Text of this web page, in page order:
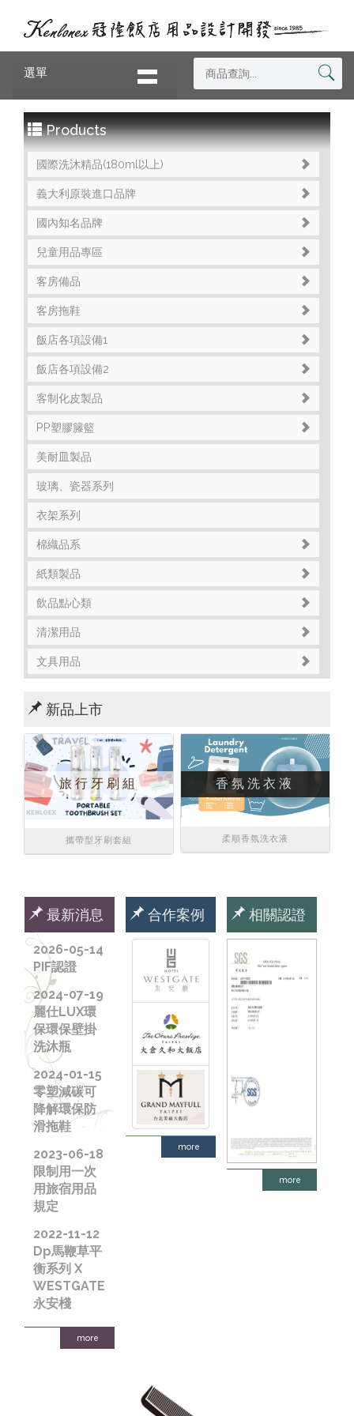
選單
Products
國際洗沐精品(180ml以上)
義大利原裝進口品牌
國內知名品牌
兒童用品專區
客房備品
客房拖鞋
飯店各項設備1
飯店各項設備2
客制化皮製品
PP塑膠籐籃
美耐皿製品
玻璃、瓷器系列
衣架系列
棉織品系
紙類製品
飲品點心類
清潔用品
文具用品
新品上市
旅行牙刷組
攜帶型牙刷套組
香氛洗衣液
柔順香氛洗衣液
最新消息
2026-05-14
PIF認證
2024-07-19
麗仕LUX環
保環保壁掛
洗沐瓶
2024-01-15
零塑減碳可
降解環保防
滑拖鞋
2023-06-18
限制用一次
用旅宿用品
規定
2022-11-12
Dp馬鞭草平
衡系列 X
WESTGATE
永安棧
more
合作案例
more
相關認證
more